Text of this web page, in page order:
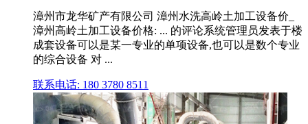
漳州市龙华矿产有限公司 漳州水洗高岭土加工设备价_
漳州高岭土加工设备价格: ... 的评论系统管理员发表于楼
成套设备可以是某一专业的单项设备,也可以是数个专业
的综合设备 对 ...
联系电话: 180 3780 8511